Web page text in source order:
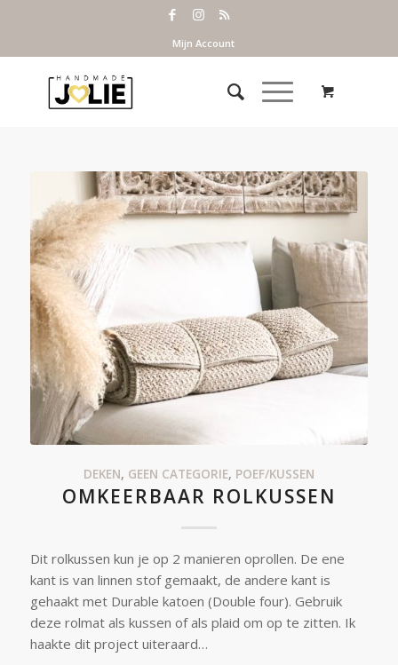
Mijn Account
DEKEN, GEEN CATEGORIE, POEF/KUSSEN
OMKEERBAAR ROLKUSSEN
Dit rolkussen kun je op 2 manieren oprollen. De ene
kant is van linnen stof gemaakt, de andere kant is
gehaakt met Durable katoen (Double four). Gebruik
deze rolmat als kussen of als plaid om op te zitten. Ik
haakte dit project uiteraard…